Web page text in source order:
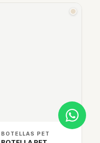
BOTELLAS PET